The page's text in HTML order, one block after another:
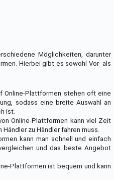
Möglichkeiten, darunter
Hierbei gibt es sowohl Vor- als
Online-Plattformen stehen oft eine
sodass eine breite Auswahl an
ist.
Online-Plattformen kann viel Zeit
zu Händler fahren muss.
kann man schnell und einfach
und das beste Angebot
Plattformen ist bequem und kann